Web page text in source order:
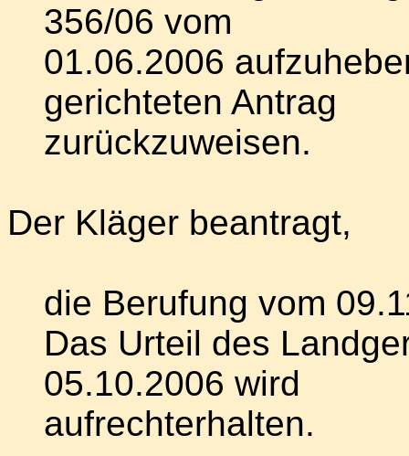
356/06 vom
01.06.2006
gerichteten Antrag
zurückzuweisen.
Der Kläger beantragt,
die Berufung vom
Das Urteil des
05.10.2006 wird
aufrechterhalten.